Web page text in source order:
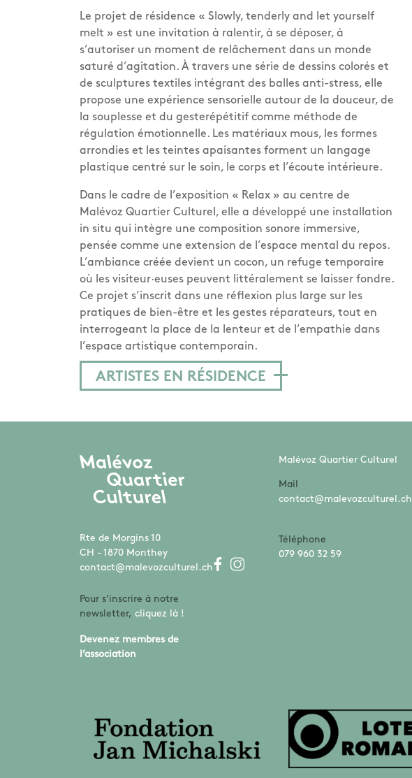
Le projet de résidence « Slowly, tenderly and let yourself
melt » est une invitation à ralentir, à se déposer, à
s’autoriser un moment de relâchement dans un monde
saturé d’agitation. À travers une série de dessins colorés et
de sculptures textiles intégrant des balles anti-stress, elle
propose une expérience sensorielle autour de la douceur, de
la souplesse et du gesterépétitif comme méthode de
régulation émotionnelle. Les matériaux mous, les formes
arrondies et les teintes apaisantes forment un langage
plastique centré sur le soin, le corps et l’écoute intérieure.
Dans le cadre de l’exposition « Relax » au centre de
Malévoz Quartier Culturel, elle a développé une installation
in situ qui intègre une composition sonore immersive,
pensée comme une extension de l’espace mental du repos.
L’ambiance créée devient un cocon, un refuge temporaire
où les visiteur·euses peuvent littéralement se laisser fondre.
Ce projet s’inscrit dans une réflexion plus large sur les
pratiques de bien-être et les gestes réparateurs, tout en
interrogeant la place de la lenteur et de l’empathie dans
l’espace artistique contemporain.
ARTISTES EN RÉSIDENCE
Rte de Morgins 10
CH - 1870 Monthey
contact@malevozculturel.ch
Pour s’inscrire à notre
newsletter, cliquez là !
Devenez membres de
l’association
Malévoz Quartier Culturel
Mail
contact@malevozculturel.ch
Téléphone
079 960 32 59